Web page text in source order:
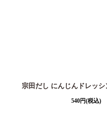
宗田だし にんじんドレッシ
540円(税込)